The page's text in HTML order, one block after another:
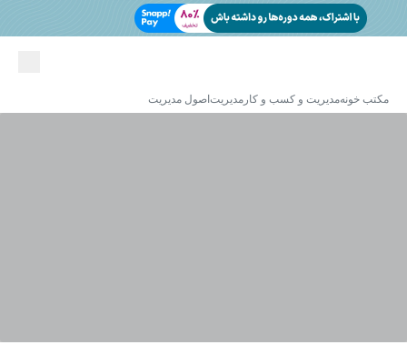
مکتب خونهمدیریت و کسب و کار مدیریت اصول مدیریت